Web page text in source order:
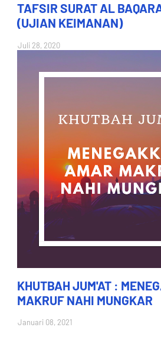
TAFSIR SURAT AL
(UJIAN KEIMANAN)
Juli 28, 2020
KHUTBAH JUM'AT :
MAKRUF NAHI MUNGKAR
Januari 08, 2021